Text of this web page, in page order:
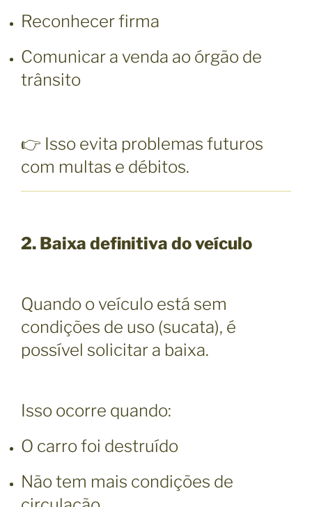
Reconhecer firma
Comunicar a venda ao órgão de
trânsito
👉 Isso evita problemas futuros
com multas e débitos.
2. Baixa definitiva do veículo
Quando o veículo está sem
condições de uso (sucata), é
possível solicitar a baixa.
Isso ocorre quando:
O carro foi destruído
Não tem mais condições de